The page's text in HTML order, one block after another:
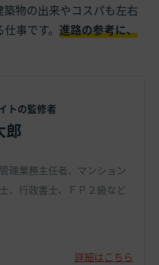
物の出来やコスパも左右
事です。 進路の参考に、
トの監修者
郎
理業務主任者、マンション
、行政書士、ＦＰ２級など
詳細はこちら